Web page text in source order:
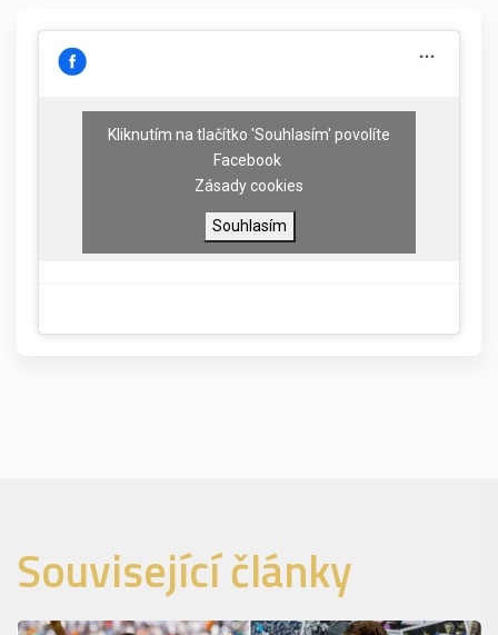
Kliknutím na tlačítko 'Souhlasím' povolíte
Facebook
Zásady cookies
Souhlasím
Související články